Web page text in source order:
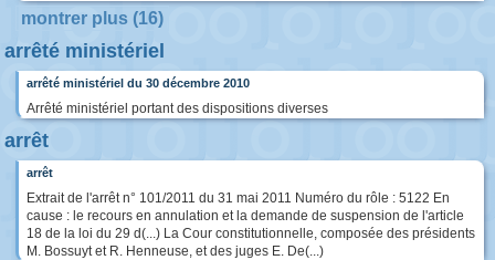
montrer plus (16)
arrêté ministériel
arrêté ministériel du 30 décembre 2010
Arrêté ministériel portant des dispositions diverses
arrêt
arrêt
Extrait de l'arrêt n° 101/2011 du 31 mai 2011 Numéro du rôle : 5122 En
cause : le recours en annulation et la demande de suspension de l'article
18 de la loi du 29 d(...) La Cour constitutionnelle, composée des présidents
M. Bossuyt et R. Henneuse, et des juges E. De(...)